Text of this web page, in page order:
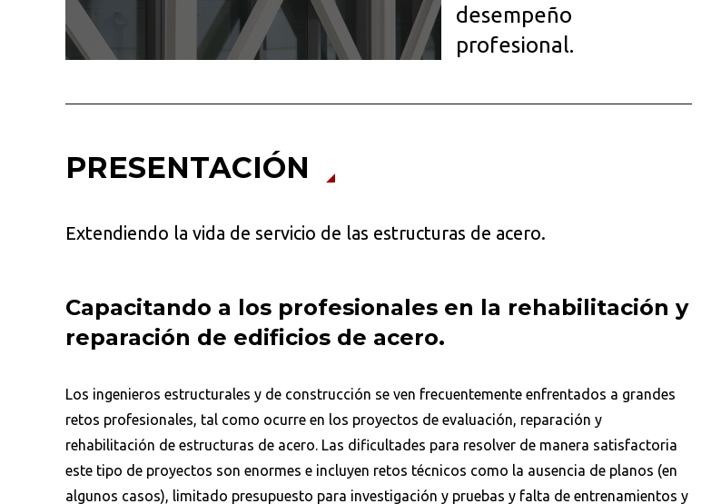
PRESENTACIÓN
Extendiendo la vida de servicio de las estructuras de acero.
desempeño
profesional.
Capacitando a los profesionales en la rehabilitación y
reparación de edificios de acero.
Los ingenieros estructurales y de construcción se ven frecuentemente enfrentados a grandes
retos profesionales, tal como ocurre en los proyectos de evaluación, reparación y
rehabilitación de estructuras de acero. Las dificultades para resolver de manera satisfactoria
este tipo de proyectos son enormes e incluyen retos técnicos como la ausencia de planos (en
algunos casos), limitado presupuesto para investigación y pruebas y falta de entrenamientos y